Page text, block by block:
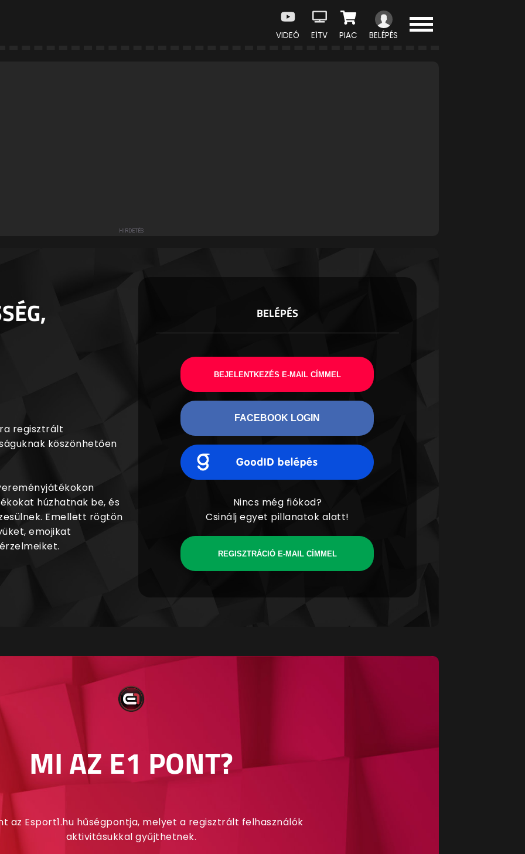
VIDEÓ E1TV PIAC BELÉPÉS
regisztrált
köszönhetően
húzhatnak be, és
Emellett rögtön
emojikat
BELÉPÉS
BEJELENTKEZÉS E-MAIL CÍMMEL
FACEBOOK LOGIN
Nincs még fiókod?
Csinálj egyet pillanatok alatt!
REGISZTRÁCIÓ E-MAIL CÍMMEL
MI AZ E1 PONT?
az Esport1.hu hűségpontja, melyet a regisztrált felhasználók
aktivitásukkal gyűjthetnek.